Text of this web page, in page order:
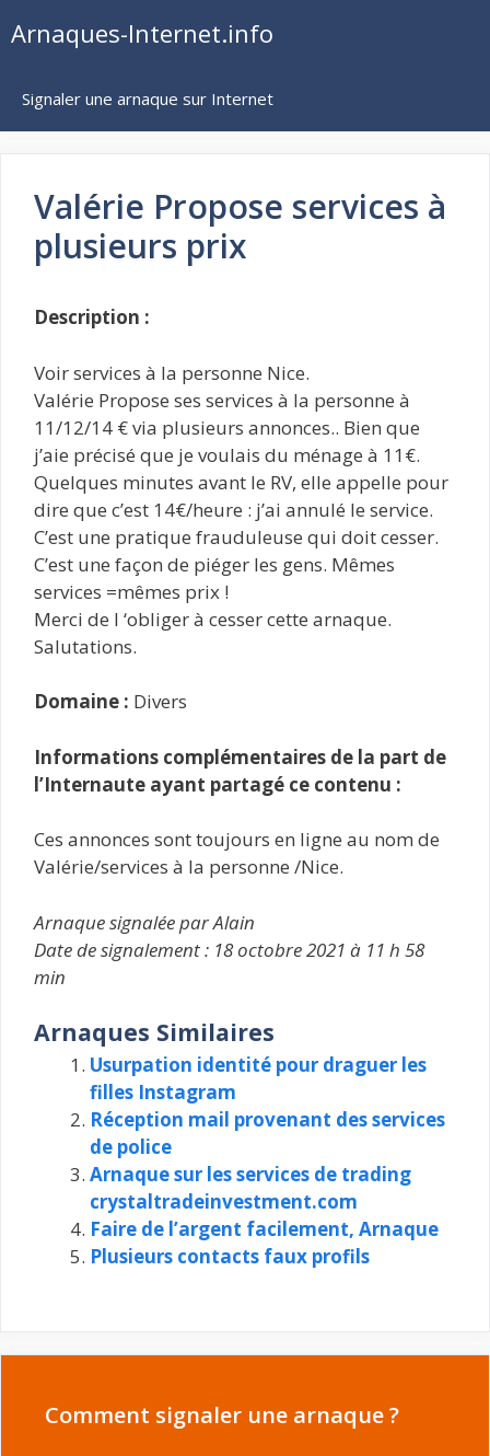
auArnaques-Internet.info
Signaler une arnaque sur Internet
Valérie Propose services à
plusieurs prix
Description :
Voir services à la personne Nice.
Valérie Propose ses services à la personne à
11/12/14 € via plusieurs annonces.. Bien que
j’aie précisé que je voulais du ménage à 11€.
Quelques minutes avant le RV, elle appelle pour
dire que c’est 14€/heure : j’ai annulé le service.
C’est une pratique frauduleuse qui doit cesser.
C’est une façon de piéger les gens. Mêmes
services =mêmes prix !
Merci de l ‘obliger à cesser cette arnaque.
Salutations.
Domaine : Divers
Informations complémentaires de la part de
l’Internaute ayant partagé ce contenu :
Ces annonces sont toujours en ligne au nom de
Valérie/services à la personne /Nice.
Arnaque signalée par Alain
Date de signalement : 18 octobre 2021 à 11 h 58
min
Arnaques Similaires
Usurpation identité pour draguer les
filles Instagram
Réception mail provenant des services
de police
Arnaque sur les services de trading
crystaltradeinvestment.com
Faire de l’argent facilement, Arnaque
Plusieurs contacts faux profils
Comment signaler une arnaque ?